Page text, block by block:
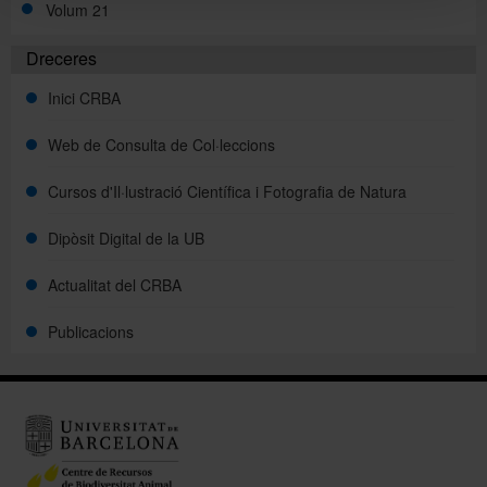
Volum 21
Dreceres
Inici CRBA
Web de Consulta de Col·leccions
Cursos d'Il·lustració Científica i Fotografia de Natura
Dipòsit Digital de la UB
Actualitat del CRBA
Publicacions